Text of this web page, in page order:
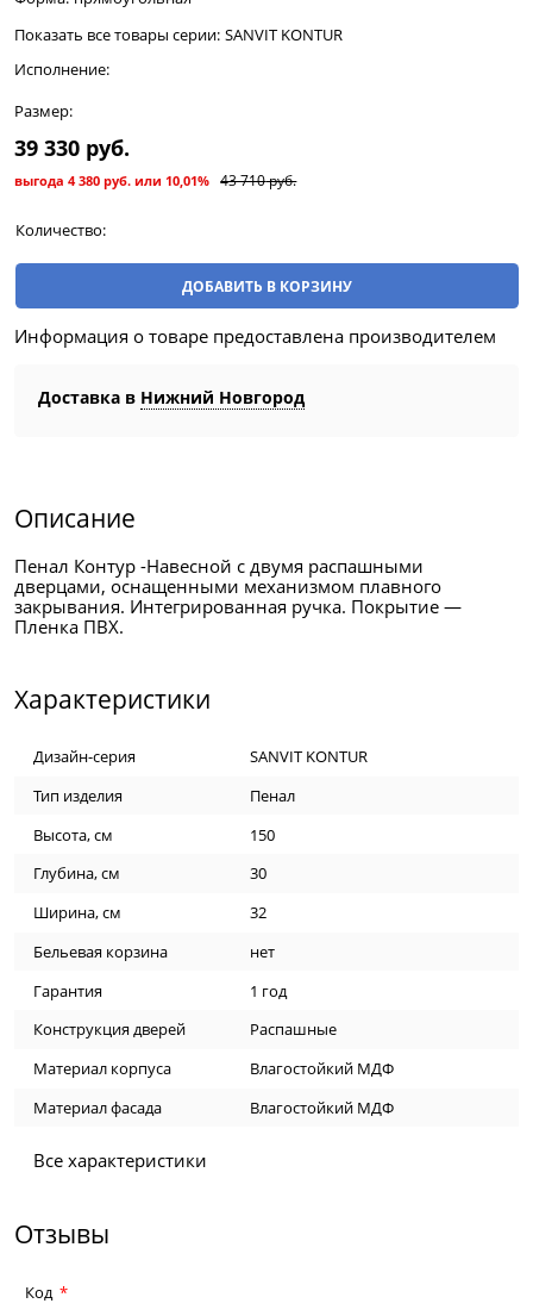
Показать все товары серии: SANVIT KONTUR
Исполнение:
Размер:
43 710 руб.
39 330 руб.
выгода 4 380 руб. или 10,01%
Количество:
ДОБАВИТЬ В КОРЗИНУ
Информация о товаре предоставлена производителем
Доставка в Нижний Новгород
Описание
Пенал Контур -Навесной с двумя распашными
дверцами, оснащенными механизмом плавного
закрывания. Интегрированная ручка. Покрытие —
Пленка ПВХ.
Характеристики
Дизайн-серия
SANVIT KONTUR
Тип изделия
Пенал
Высота, см
150
Глубина, см
30
Ширина, см
32
Бельевая корзина
нет
Гарантия
1 год
Конструкция дверей
Распашные
Материал корпуса
Влагостойкий МДФ
Материал фасада
Влагостойкий МДФ
Все характеристики
Отзывы
Код